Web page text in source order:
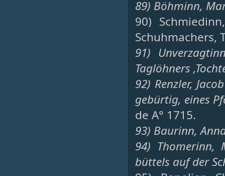
89) Böhminn,
90)
Schuhmachers,
91)
Taglöhners
92) Renzler,
gebürtig, eines
de A° 1715.
93) Baurinn,
94) Thomerinn,
büttels auf der